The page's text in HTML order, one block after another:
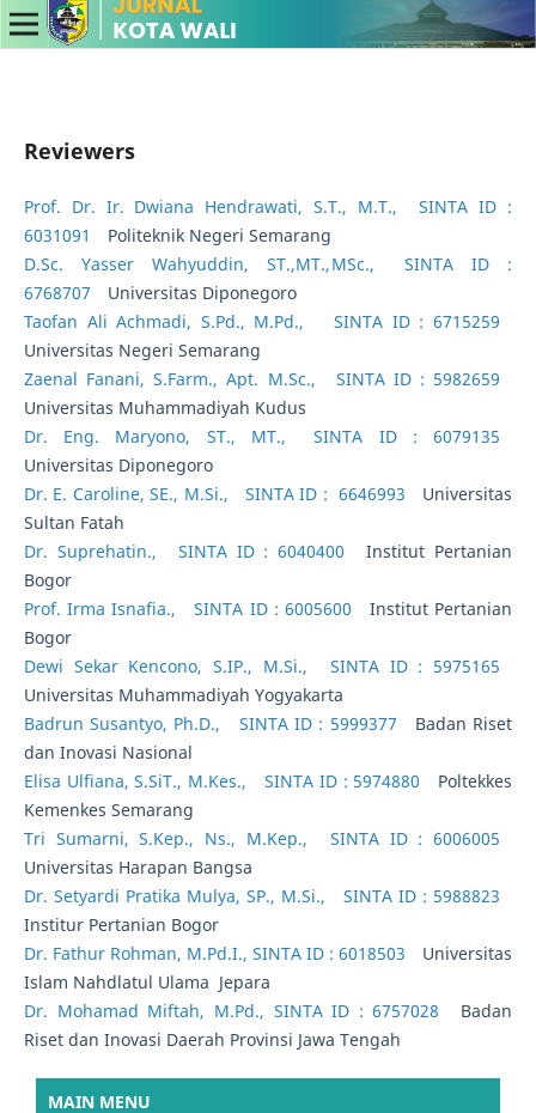
Reviewers
Prof. Dr. Ir. Dwiana Hendrawati, S.T., M.T.,
SINTA ID :
6031091
Politeknik Negeri Semarang
D.Sc. Yasser Wahyuddin, ST.,MT.,MSc.,
SINTA ID :
6768707
Universitas Diponegoro
Taofan Ali Achmadi, S.Pd., M.Pd.,
SINTA ID : 6715259
Universitas Negeri Semarang
Zaenal Fanani, S.Farm., Apt. M.Sc.,
SINTA ID : 5982659
Universitas Muhammadiyah Kudus
Dr. Eng. Maryono, ST., MT.,
SINTA ID : 6079135
Universitas Diponegoro
Dr. E. Caroline, SE., M.Si.,
SINTA ID : 6646993
Universitas
Sultan Fatah
Dr. Suprehatin.,
SINTA ID : 6040400
Institut Pertanian
Bogor
Prof. Irma Isnafia.,
SINTA ID : 6005600
Institut Pertanian
Bogor
Dewi Sekar Kencono, S.IP., M.Si.,
SINTA ID : 5975165
Universitas Muhammadiyah Yogyakarta
Badrun Susantyo, Ph.D.,
SINTA ID : 5999377
Badan Riset
dan Inovasi Nasional
Elisa Ulfiana, S.SiT., M.Kes.,
SINTA ID : 5974880
Poltekkes
Kemenkes Semarang
Tri Sumarni, S.Kep., Ns., M.Kep.,
SINTA ID : 6006005
Universitas Harapan Bangsa
Dr. Setyardi Pratika Mulya, SP., M.Si.,
SINTA ID : 5988823
Institur Pertanian Bogor
Dr. Fathur Rohman, M.Pd.I., SINTA ID : 6018503
Universitas
Islam Nahdlatul Ulama Jepara
Dr. Mohamad Miftah, M.Pd., SINTA ID : 6757028
Badan
Riset dan Inovasi Daerah Provinsi Jawa Tengah
MAIN MENU